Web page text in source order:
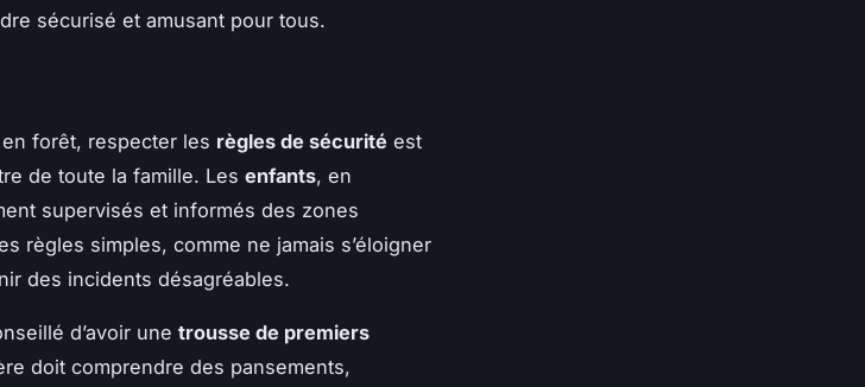
sécurisé et amusant pour tous.
forêt, respecter les règles de sécurité est
de toute la famille. Les enfants, en
supervisés et informés des zones
règles simples, comme ne jamais s’éloigner
des incidents désagréables.
d’avoir une trousse de premiers
doit comprendre des pansements,